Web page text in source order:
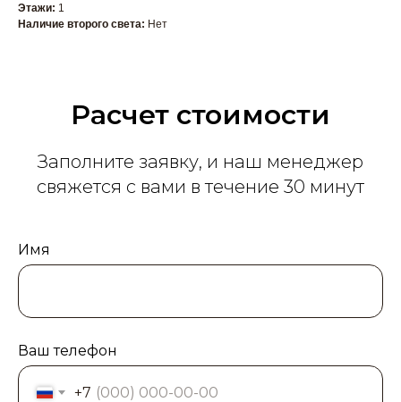
Этажи: 1
Наличие второго света: Нет
Расчет стоимости
Заполните заявку, и наш менеджер
свяжется с вами в течение 30 минут
Имя
Ваш телефон
+7